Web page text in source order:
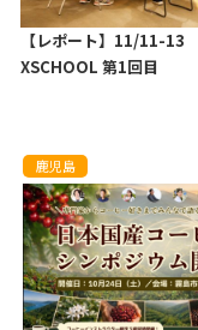
【レポート】11/11-13
XSCHOOL 第1回目
鹿児島